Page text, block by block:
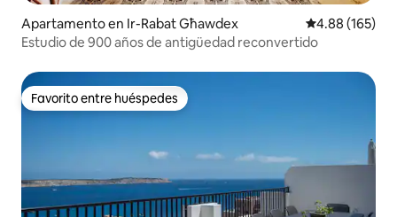
Apartamento en Ir-Rabat Għawdex Calificación
4.88 (165)
Estudio de 900 años de antigüedad reconvertido
Favorito entre huéspedes
Favorito entre huéspedes